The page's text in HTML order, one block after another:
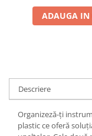
Lampi si Lanterne
Masini de insurubat
Pistoale electrice de
Polizoare unghiulare
Rindele
Slefuitoare electrice
ADAUGA IN
Descriere
Organizeză-ți
plastic ce oferă